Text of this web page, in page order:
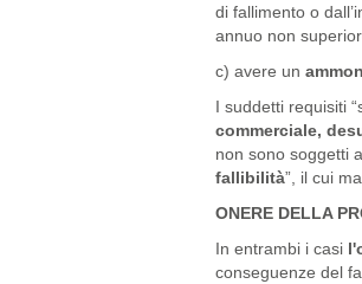
di fallimento o
annuo non
c) avere un
I suddetti requisiti
commerciale,
non sono soggetti
fallibilità”, il cui
ONERE DELLA
In entrambi i casi
conseguenze del